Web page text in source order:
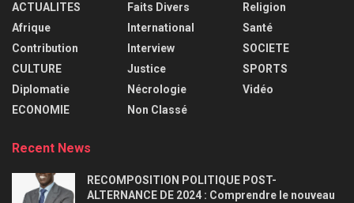
ACTUALITES
Afrique
Contribution
CULTURE
Diplomatie
ECONOMIE
Faits Divers
International
Interview
Justice
Nécrologie
Non Classé
Religion
Santé
SOCIETE
SPORTS
Vidéo
Recent News
RECOMPOSITION POLITIQUE POST-
ALTERNANCE DE 2024 : Comprendre le nouveau